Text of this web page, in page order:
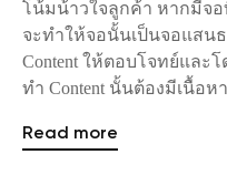
โน้มน้าวใจลูกค้า หากมีจอ
จะทำให้จอนั้นเป็นจอแสน
Content ให้ตอบโจทย์และ
ทำ Content นั้นต้องมีเนื้อห
Read more